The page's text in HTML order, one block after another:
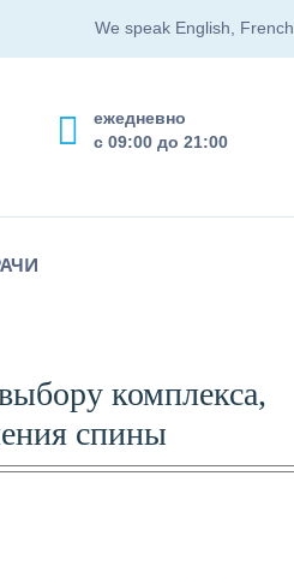
We speak English, French
ежедневно
с 09:00 до 21:00
комплекса,
спины